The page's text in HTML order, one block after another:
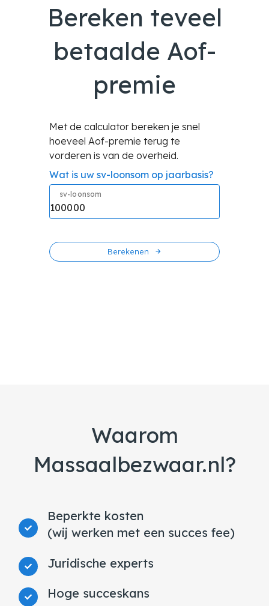
Bereken teveel
betaalde Aof-
premie
Waarom
Massaalbezwaar.nl?
Beperkte kosten
(wij werken met een succes fee)
Juridische experts
Hoge succeskans